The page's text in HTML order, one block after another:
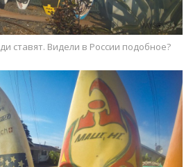
ставят. Видели в России подобное?